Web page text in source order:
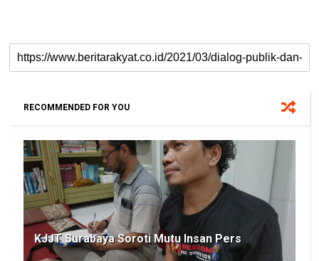
RECOMMENDED FOR YOU
KJJT Surabaya Soroti Mutu Insan Pers